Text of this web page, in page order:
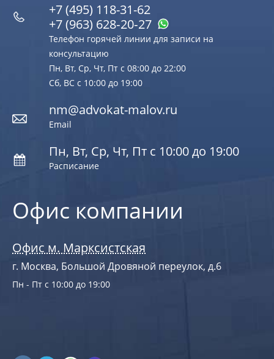
Офис компании
Офис м. Марксистская
г. Москва, Большой Дровяной переулок, д.6
Пн - Пт с 10:00 до 19:00
+7 (495) 118-31-62
+7 (963) 628‑20‑27
Телефон горячей линии для записи на
консультацию
Пн, Вт, Ср, Чт, Пт с 08:00 до 22:00
Сб, ВС с 10:00 до 19:00
nm@advokat-malov.ru
Email
Пн, Вт, Ср, Чт, Пт с 10:00 до 19:00
Расписание